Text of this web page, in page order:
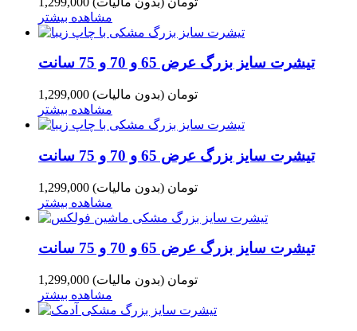
مشاهده بیشتر
تیشرت سایز بزرگ عرض 65 و 70 و 75 سانت
1,299,000 تومان (بدون مالیات)
مشاهده بیشتر
تیشرت سایز بزرگ عرض 65 و 70 و 75 سانت
1,299,000 تومان (بدون مالیات)
مشاهده بیشتر
تیشرت سایز بزرگ عرض 65 و 70 و 75 سانت
1,299,000 تومان (بدون مالیات)
مشاهده بیشتر